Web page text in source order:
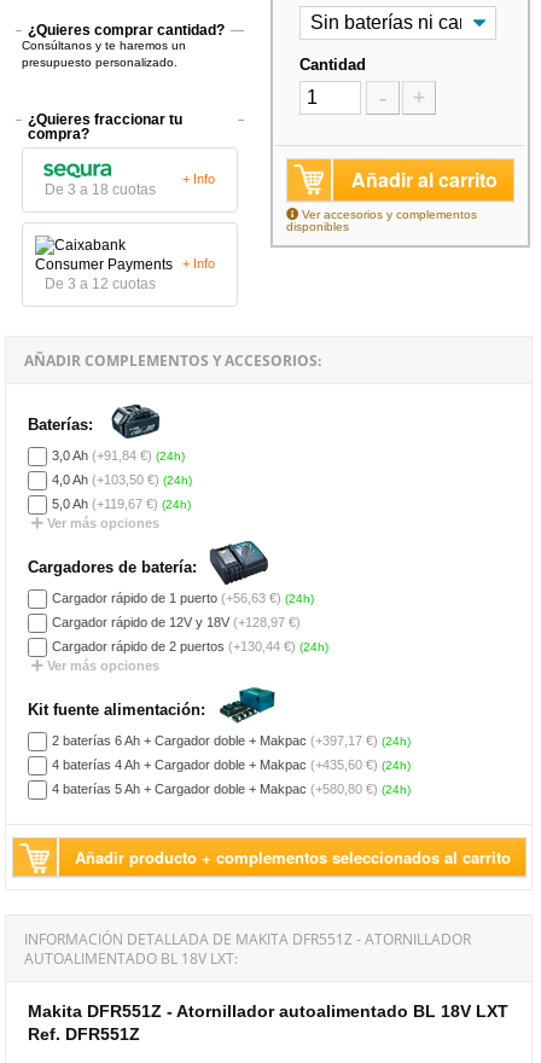
¿Quieres comprar cantidad?
Consúltanos y te haremos un
presupuesto personalizado.
¿Quieres fraccionar tu
compra?
De 3 a 18 cuotas
+ Info
De 3 a 12 cuotas
+ Info
Cantidad
- +
Añadir al carrito
Ver accesorios y complementos
disponibles
AÑADIR COMPLEMENTOS Y ACCESORIOS:
Baterías:
3,0 Ah (+91,84 €) (24h)
4,0 Ah (+103,50 €) (24h)
5,0 Ah (+119,67 €) (24h)
Ver más opciones
Cargadores de batería:
Cargador rápido de 1 puerto (+56,63 €) (24h)
Cargador rápido de 12V y 18V (+128,97 €)
Cargador rápido de 2 puertos (+130,44 €) (24h)
Ver más opciones
Kit fuente alimentación:
2 baterías 6 Ah + Cargador doble + Makpac (+397,17 €) (24h)
4 baterías 4 Ah + Cargador doble + Makpac (+435,60 €) (24h)
4 baterías 5 Ah + Cargador doble + Makpac (+580,80 €) (24h)
Añadir producto + complementos seleccionados al carrito
INFORMACIÓN DETALLADA DE MAKITA DFR551Z - ATORNILLADOR
AUTOALIMENTADO BL 18V LXT:
Makita DFR551Z - Atornillador autoalimentado BL 18V LXT
Ref. DFR551Z